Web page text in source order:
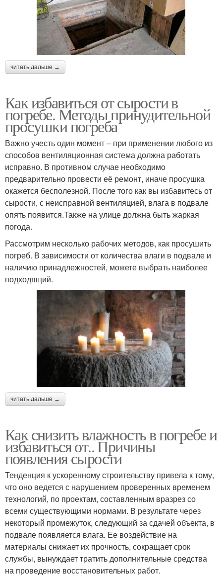
читать дальше →
Как избавиться от сырости в
погребе. Методы принудительной
просушки погреба
Важно учесть один момент – при применении любого из
способов вентиляционная система должна работать
исправно. В противном случае необходимо
предварительно провести её ремонт, иначе просушка
окажется бесполезной. После того как вы избавитесь от
сырости, с неисправной вентиляцией, влага в подвале
опять появится.Также на улице должна быть жаркая
погода.
Рассмотрим несколько рабочих методов, как просушить
погреб. В зависимости от количества влаги в подвале и
наличию принадлежностей, можете выбрать наиболее
подходящий.
читать дальше →
Как снизить влажность в погребе и
избавиться от.. Причины
появления сырости
Тенденция к ускоренному строительству привела к тому,
что оно ведется с нарушением проверенных временем
технологий, по проектам, составленным вразрез со
всеми существующими нормами. В результате через
некоторый промежуток, следующий за сдачей объекта, в
подвале появляется влага. Ее воздействие на
материалы снижает их прочность, сокращает срок
службы, вынуждает тратить дополнительные средства
на проведение восстановительных работ.